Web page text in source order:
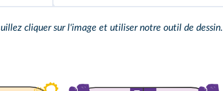
cliquer sur l'image et utiliser notre outil de dessin.